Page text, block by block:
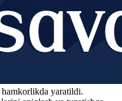
yaratildi.